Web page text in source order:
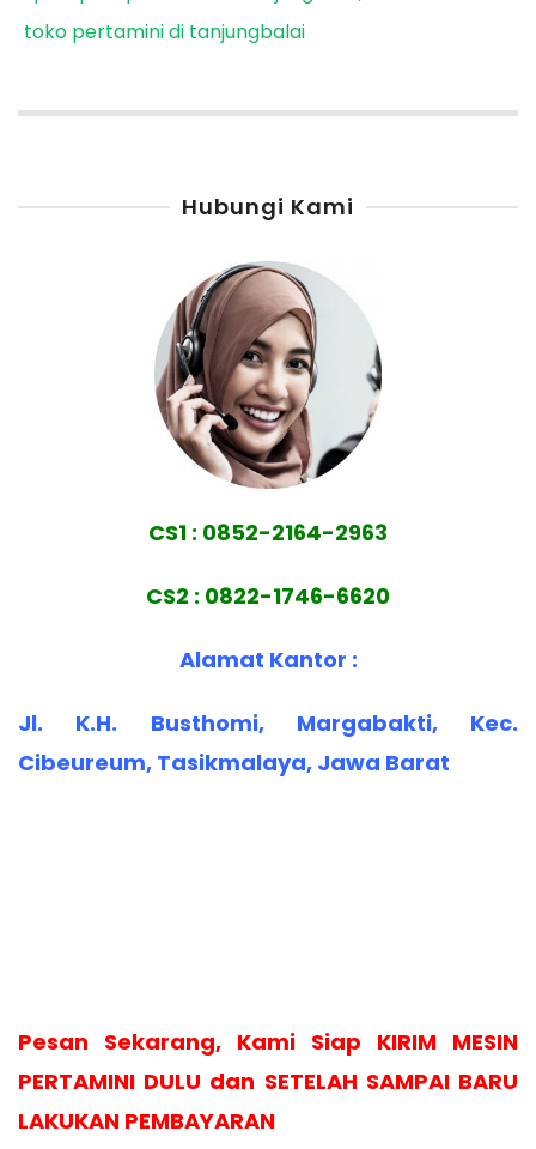
toko pertamini di tanjungbalai
Hubungi Kami
CS1 : 0852-2164-2963
CS2 : 0822-1746-6620
Alamat Kantor :
Jl. K.H. Busthomi, Margabakti, Kec.
Cibeureum, Tasikmalaya, Jawa Barat
Pesan Sekarang, Kami Siap KIRIM MESIN
PERTAMINI DULU dan SETELAH SAMPAI BARU
LAKUKAN PEMBAYARAN